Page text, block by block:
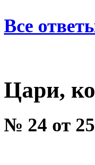
Все
Цари,
№ 24 от